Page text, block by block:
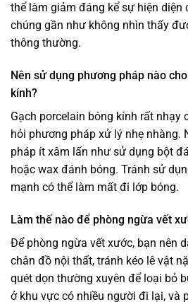
thể làm giảm đáng kể sự hiện diện
chúng gần như không nhìn thấy
thông thường.
Nên sử dụng phương pháp nào
kính?
Gạch porcelain bóng kính rất nhạy
hỏi phương pháp xử lý nhẹ nhàng.
pháp ít xâm lấn như sử dụng bột
hoặc wax đánh bóng. Tránh sử
mạnh có thể làm mất đi lớp bóng.
Làm thế nào để phòng ngừa vết
Để phòng ngừa vết xước, bạn nên
chân đồ nội thất, tránh kéo lê vật
quét dọn thường xuyên để loại bỏ
ở khu vực có nhiều người đi lại, và